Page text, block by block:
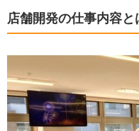
店舗開発の仕事内容と